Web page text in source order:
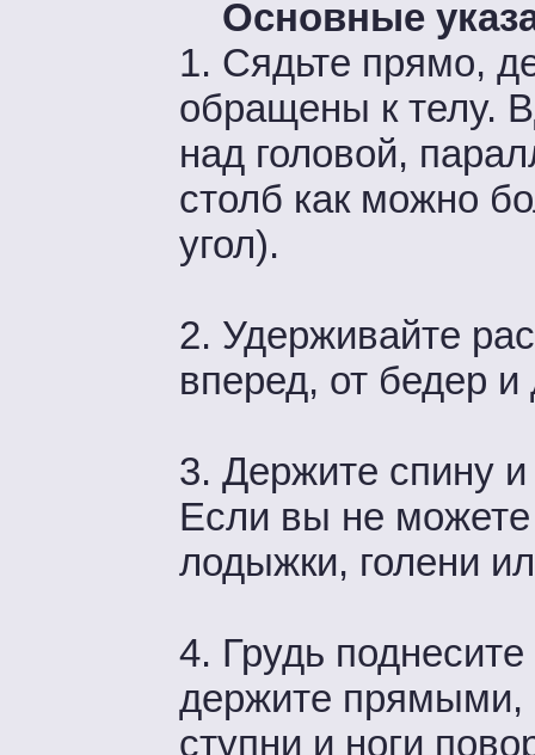
Основные
1. Сядьте прямо,
обращены к телу.
над головой,
столб как можно
угол).
2. Удерживайте
вперед, от бедер и
3. Держите спину
Если вы не можете
лодыжки, голени
4. Грудь
держите прямыми,
ступни и ноги